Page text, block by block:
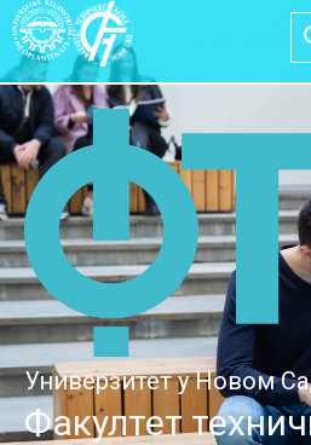
Универзитет у Новом
Факултет